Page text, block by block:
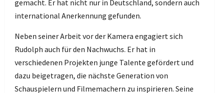
gemacht. Er hat nicht nur in Deutschland, sondern auch
international Anerkennung gefunden.
Neben seiner Arbeit vor der Kamera engagiert sich
Rudolph auch für den Nachwuchs. Er hat in
verschiedenen Projekten junge Talente gefördert und
dazu beigetragen, die nächste Generation von
Schauspielern und Filmemachern zu inspirieren. Seine